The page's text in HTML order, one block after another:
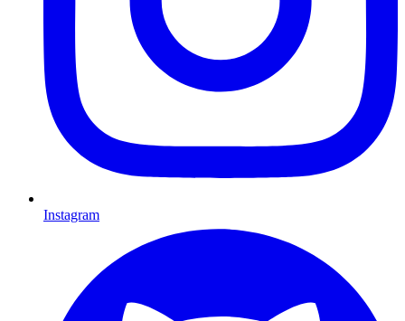
Instagram